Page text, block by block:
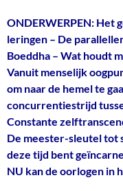
ONDERWERPEN: Het
leringen – De
Boeddha – Wat houdt
Vanuit menselijk
om naar de hemel te
concurrentiestrijd
Constante
De meester-sleutel tot
deze tijd bent
NU kan de oorlogen in